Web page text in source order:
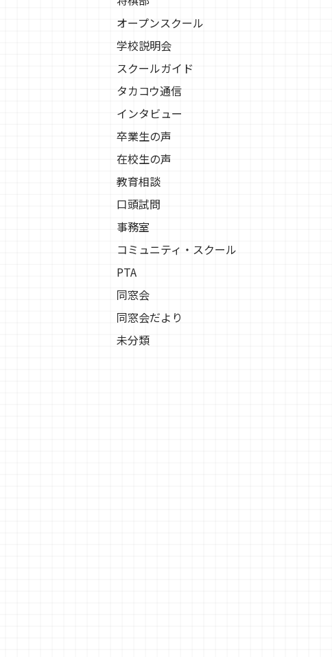
オープンスクール
学校説明会
スクールガイド
タカコウ通信
インタビュー
卒業生の声
在校生の声
教育相談
口頭試問
事務室
コミュニティ・スクール
PTA
同窓会
同窓会だより
未分類